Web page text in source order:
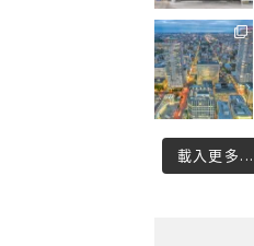
載入更多...